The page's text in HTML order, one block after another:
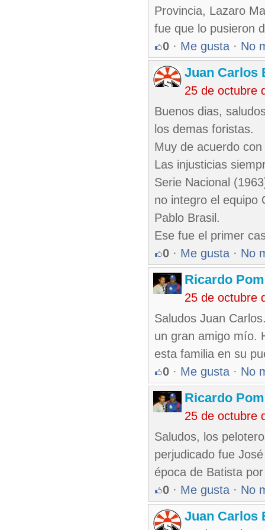
Provincia, Lazaro
fue que lo pusieron
0 · Me gusta · No
Juan Carlos
25 de octubre
Buenos dias,
los demas foristas.
Muy de acuerdo
Las injusticias
Serie Nacional
no integro el equipo
Pablo Brasil.
Ese fue el primer
0 · Me gusta · No
Ricardo
25 de octubre
Saludos Juan
un gran amigo mío.
esta familia en su
0 · Me gusta · No
Ricardo
25 de octubre
Saludos, los
perjudicado fue
época de Batista
0 · Me gusta · No
Juan Carlos